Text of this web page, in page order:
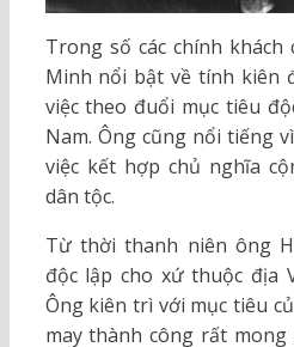
Trong số các chính khách
Minh nổi bật về tính kiên
việc theo đuổi mục tiêu
Nam. Ông cũng nổi tiếng
việc kết hợp chủ nghĩa
dân tộc.
Từ thời thanh niên ông
độc lập cho xứ thuộc địa
Ông kiên trì với mục tiêu
may thành công rất mong